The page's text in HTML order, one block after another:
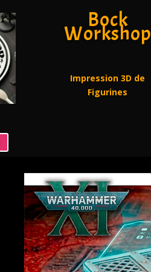
Bock
Workshop
Impression 3D de
Figurines